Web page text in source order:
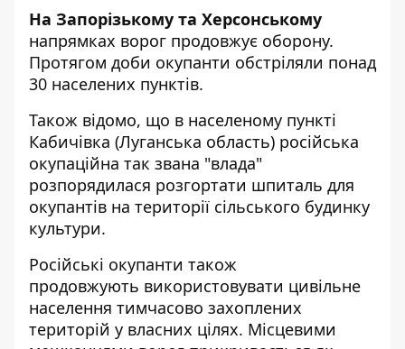
На Запорізькому та Херсонському
напрямках ворог продовжує оборону.
Протягом доби окупанти обстріляли понад
30 населених пунктів.
Також відомо, що в населеному пункті
Кабичівка (Луганська область) російська
окупаційна так звана "влада"
розпорядилася розгортати шпиталь для
окупантів на території сільського будинку
культури.
Російські окупанти також
продовжують використовувати цивільне
населення тимчасово захоплених
територій у власних цілях. Місцевими